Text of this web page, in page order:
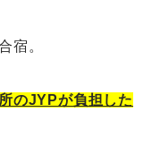
宿。
のJYPが負担した